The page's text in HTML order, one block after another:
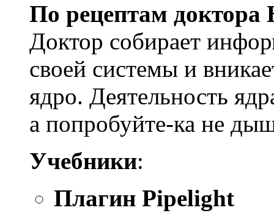
По рецептам доктора
Доктор собирает
своей системы и
ядро. Деятельность
а попробуйте-ка не
Учебники:
Плагин Pipelight